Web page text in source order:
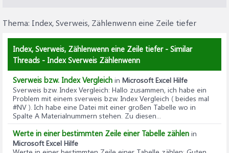
Thema: Index, Sverweis, Zählenwenn eine Zeile tiefer
Index, Sverweis, Zählenwenn eine Zeile tiefer - Similar
Threads - Index Sverweis Zählenwenn
Sverweis bzw. Index Vergleich in Microsoft Excel Hilfe
Sverweis bzw. Index Vergleich: Hallo zusammen, ich habe ein
Problem mit einem sverweis bzw. Index Vergleich ( beides mal
#NV ). Ich habe eine Datei mit einer großen Tabelle wo in
Spalte A Materialnummern stehen. Zu diesen...
Werte in einer bestimmten Zeile einer Tabelle zählen in
Microsoft Excel Hilfe